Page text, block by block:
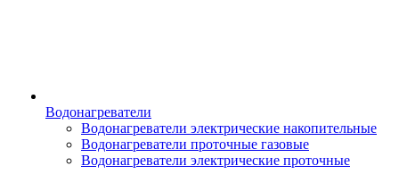
Водонагреватели
Водонагреватели электрические накопительные
Водонагреватели проточные газовые
Водонагреватели электрические проточные